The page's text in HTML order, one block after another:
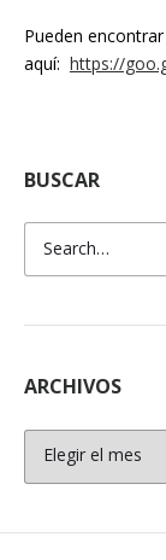
Pueden
aquí: https://
BUSCAR
ARCHIVOS